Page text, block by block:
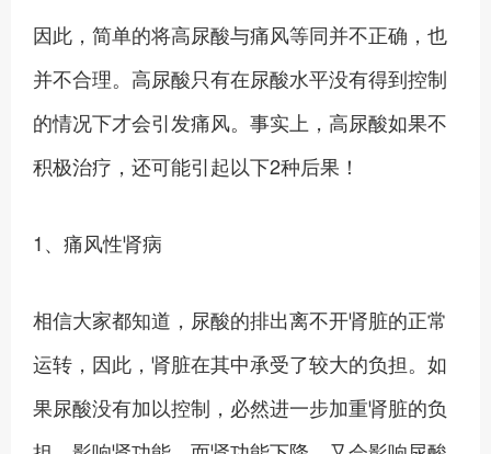
因此，简单的将高尿酸与痛风等同并不正确，也
并不合理。高尿酸只有在尿酸水平没有得到控制
的情况下才会引发痛风。事实上，高尿酸如果不
积极治疗，还可能引起以下2种后果！
1、痛风性肾病
相信大家都知道，尿酸的排出离不开肾脏的正常
运转，因此，肾脏在其中承受了较大的负担。如
果尿酸没有加以控制，必然进一步加重肾脏的负